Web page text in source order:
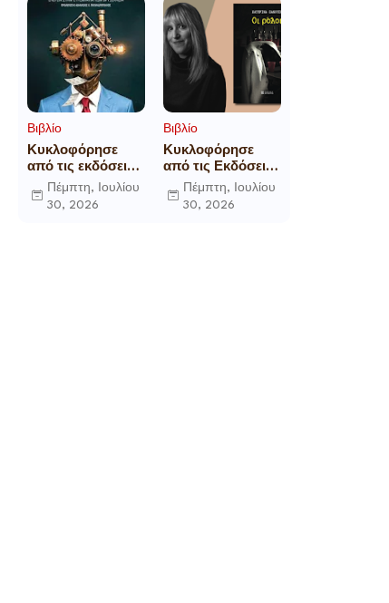
Βιβλίο
Κυκλοφόρησε
από τις εκδόσεις
Gema το
μυθιστόρημα του
Πέμπτη, Ιουλίου
30, 2026
Βιβλίο
Κυκλοφόρησε
από τις Εκδόσεις
Επίμετρο το
αστυνομικό
Πέμπτη, Ιουλίου
30, 2026